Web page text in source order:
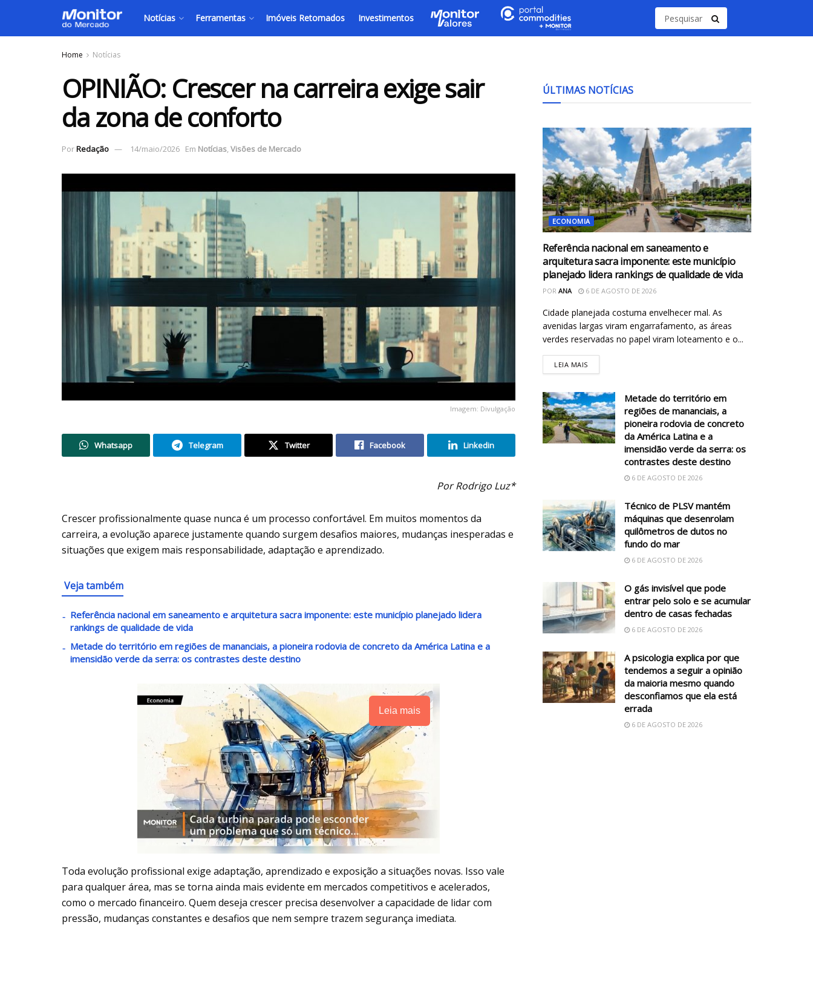
Notícias Ferramentas Imóveis Retomados Investimentos
Home Notícias
OPINIÃO: Crescer na carreira exige sair
da zona de conforto
PorRedação 14/maio/2026 Em Notícias,Visões de Mercado
Imagem: Divulgação
Whatsapp Telegram Twitter Facebook Linkedin
Por Rodrigo Luz*
Crescer profissionalmente quase nunca é um processo confortável. Em muitos momentos da
carreira, a evolução aparece justamente quando surgem desafios maiores, mudanças inesperadas e
situações que exigem mais responsabilidade, adaptação e aprendizado.
Veja também
Referência nacional em saneamento e arquitetura sacra imponente: este município planejado lidera
rankings de qualidade de vida
Metade do território em regiões de mananciais, a pioneira rodovia de concreto da América Latina e a
imensidão verde da serra: os contrastes deste destino
Leia mais
Toda evolução profissional exige adaptação, aprendizado e exposição a situações novas. Isso vale
para qualquer área, mas se torna ainda mais evidente em mercados competitivos e acelerados,
como o mercado financeiro. Quem deseja crescer precisa desenvolver a capacidade de lidar com
pressão, mudanças constantes e desafios que nem sempre trazem segurança imediata.
ÚLTIMAS NOTÍCIAS
ECONOMIA
Referência nacional em saneamento e
arquitetura sacra imponente: este município
planejado lidera rankings de qualidade de vida
POR ANA 6 DE AGOSTO DE 2026
Cidade planejada costuma envelhecer mal. As
avenidas largas viram engarrafamento, as áreas
verdes reservadas no papel viram loteamento e o...
LEIA MAIS
Metade do território em
regiões de mananciais, a
pioneira rodovia de concreto
da América Latina e a
imensidão verde da serra: os
contrastes deste destino
6 DE AGOSTO DE 2026
Técnico de PLSV mantém
máquinas que desenrolam
quilômetros de dutos no
fundo do mar
6 DE AGOSTO DE 2026
O gás invisível que pode
entrar pelo solo e se acumular
dentro de casas fechadas
6 DE AGOSTO DE 2026
A psicologia explica por que
tendemos a seguir a opinião
da maioria mesmo quando
desconfiamos que ela está
errada
6 DE AGOSTO DE 2026